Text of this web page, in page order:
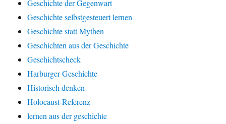
Geschichte der Gegenwart
Geschichte selbstgesteuert lernen
Geschichte statt Mythen
Geschichten aus der Geschichte
Geschichtscheck
Harburger Geschichte
Historisch denken
Holocaust-Referenz
lernen aus der geschichte